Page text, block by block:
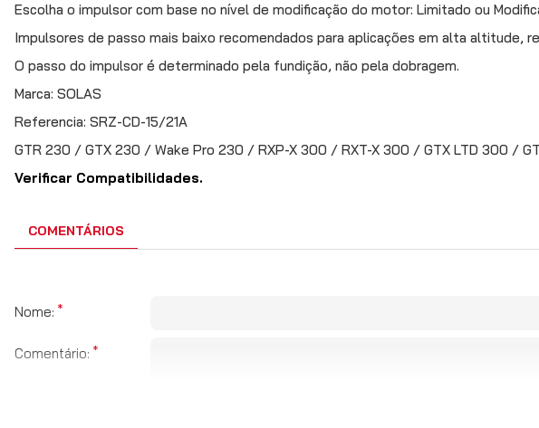
Escolha o impulsor com base no nível de modificação do motor: Limitado ou
Impulsores de passo mais baixo recomendados para aplicações em alta altitude,
O passo do impulsor é determinado pela fundição, não pela dobragem.
Marca: SOLAS
Referencia: SRZ-CD-15/21A
GTR 230 / GTX 230 / Wake Pro 230 / RXP-X 300 / RXT-X 300 / GTX LTD 300 /
Verificar Compatibilidades.
COMENTÁRIOS
Nome:
Comentário: